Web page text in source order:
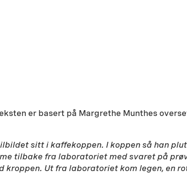
er basert på Margrethe Munthes
sitt i kaffekoppen. I koppen så han
tilbake fra laboratoriet med svaret på
kroppen. Ut fra laboratoriet kom legen, en